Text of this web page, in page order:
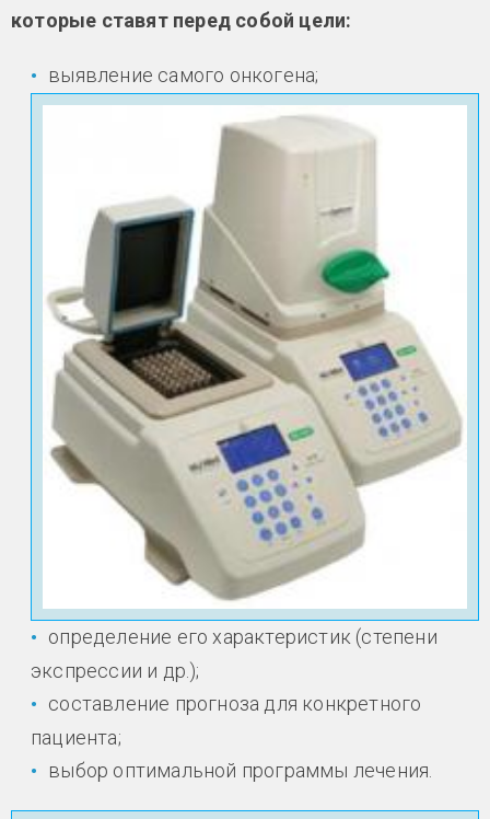
которые ставят перед собой цели:
выявление самого онкогена;
определение его характеристик (степени
экспрессии и др.);
составление прогноза для конкретного
пациента;
выбор оптимальной программы лечения.